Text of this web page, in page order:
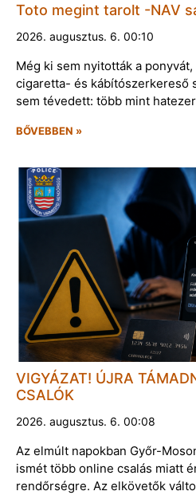
Toto megint tarolt -NAV
2026. augusztus. 6. 00:10
Még ki sem nyitották a
cigaretta- és kábítószerkereső
sem tévedett: több mint
BŐVEBBEN »
VIGYÁZAT! ÚJRA
CSALÓK
2026. augusztus. 6. 00:08
Az elmúlt napokban Győr-
ismét több online csalás miatt
rendőrségre. Az elkövetők